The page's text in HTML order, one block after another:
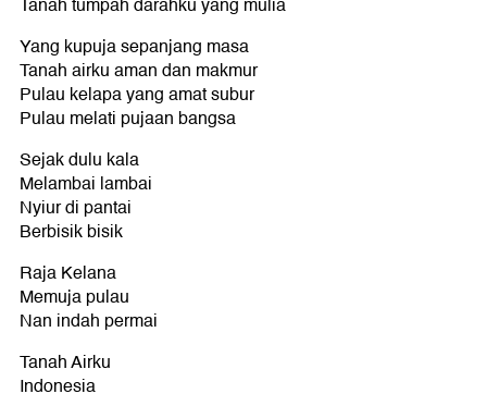
Tanah tumpah darahku yang mulia
Yang kupuja sepanjang masa
Tanah airku aman dan makmur
Pulau kelapa yang amat subur
Pulau melati pujaan bangsa
Sejak dulu kala
Melambai lambai
Nyiur di pantai
Berbisik bisik
Raja Kelana
Memuja pulau
Nan indah permai
Tanah Airku
Indonesia